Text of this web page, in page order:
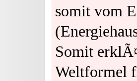
somit vom
Somit
Weltformel